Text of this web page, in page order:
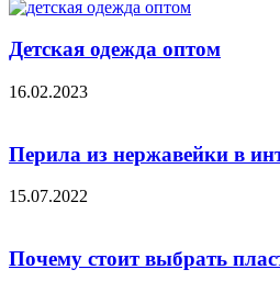
Детская одежда оптом
16.02.2023
Перила из нержавейки в
15.07.2022
Почему стоит выбрать